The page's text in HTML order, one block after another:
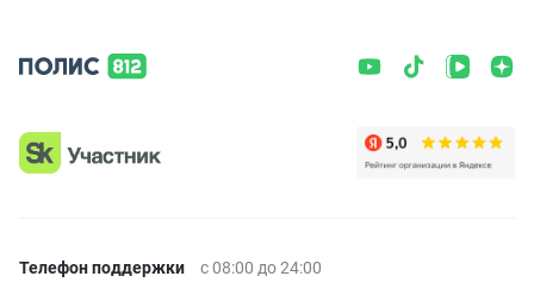
Телефон поддержки с 08:00 до 24:00